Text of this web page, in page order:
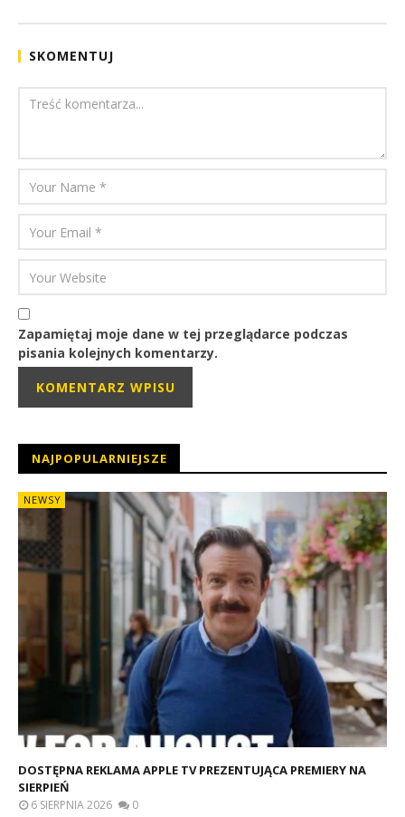
SKOMENTUJ
Zapamiętaj moje dane w tej przeglądarce podczas
pisania kolejnych komentarzy.
NAJPOPULARNIEJSZE
NEWSY
DOSTĘPNA REKLAMA APPLE TV PREZENTUJĄCA PREMIERY NA
SIERPIEŃ
6 SIERPNIA 2026 0